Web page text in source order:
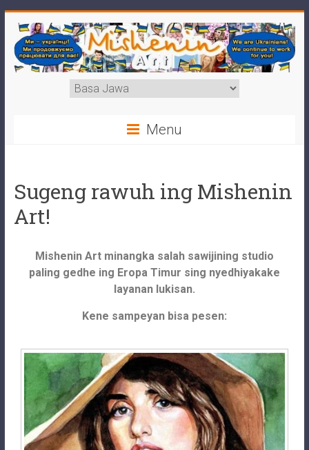
Menu
Sugeng rawuh ing Mishenin
Art!
Mishenin Art minangka salah sawijining studio
paling gedhe ing Eropa Timur sing nyedhiyakake
layanan lukisan.
Kene sampeyan bisa pesen: